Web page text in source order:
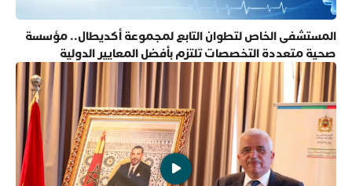
المستشفى الخاص لتطوان التابع لمجموعة أكديطال.. مؤسسة
صحية متعددة التخصصات تلتزم بأفضل المعايير الدولية